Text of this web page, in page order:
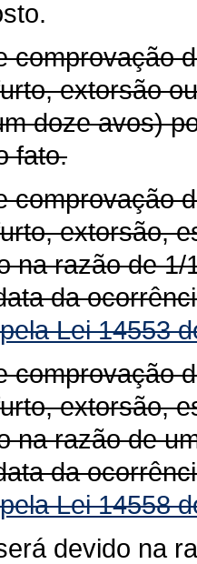
comprovação
extorsão
doze avos)
fato.
comprovação
extorsão,
na razão de
da
Lei 14553
comprovação
extorsão,
na razão de
da
Lei 14558
devido na